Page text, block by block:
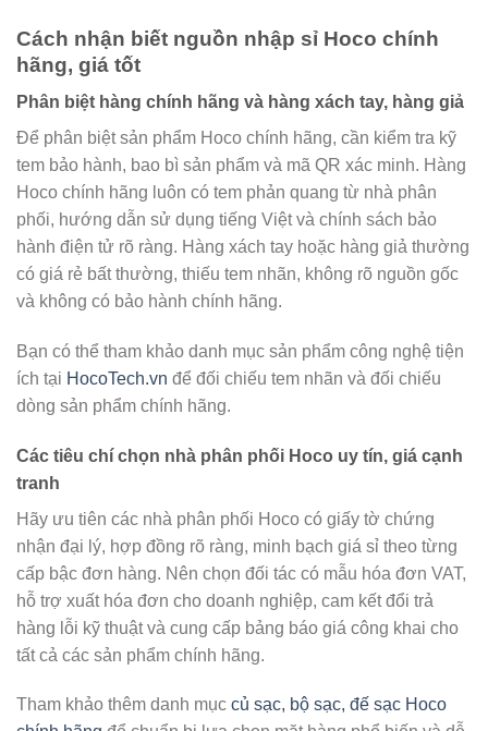
Cách nhận biết nguồn nhập sỉ Hoco chính
hãng, giá tốt
Phân biệt hàng chính hãng và hàng xách tay, hàng giả
Để phân biệt sản phẩm Hoco chính hãng, cần kiểm tra kỹ
tem bảo hành, bao bì sản phẩm và mã QR xác minh. Hàng
Hoco chính hãng luôn có tem phản quang từ nhà phân
phối, hướng dẫn sử dụng tiếng Việt và chính sách bảo
hành điện tử rõ ràng. Hàng xách tay hoặc hàng giả thường
có giá rẻ bất thường, thiếu tem nhãn, không rõ nguồn gốc
và không có bảo hành chính hãng.
Bạn có thể tham khảo danh mục sản phẩm công nghệ tiện
ích tại HocoTech.vn để đối chiếu tem nhãn và đối chiếu
dòng sản phẩm chính hãng.
Các tiêu chí chọn nhà phân phối Hoco uy tín, giá cạnh
tranh
Hãy ưu tiên các nhà phân phối Hoco có giấy tờ chứng
nhận đại lý, hợp đồng rõ ràng, minh bạch giá sỉ theo từng
cấp bậc đơn hàng. Nên chọn đối tác có mẫu hóa đơn VAT,
hỗ trợ xuất hóa đơn cho doanh nghiệp, cam kết đổi trả
hàng lỗi kỹ thuật và cung cấp bảng báo giá công khai cho
tất cả các sản phẩm chính hãng.
Tham khảo thêm danh mục củ sạc, bộ sạc, đế sạc Hoco